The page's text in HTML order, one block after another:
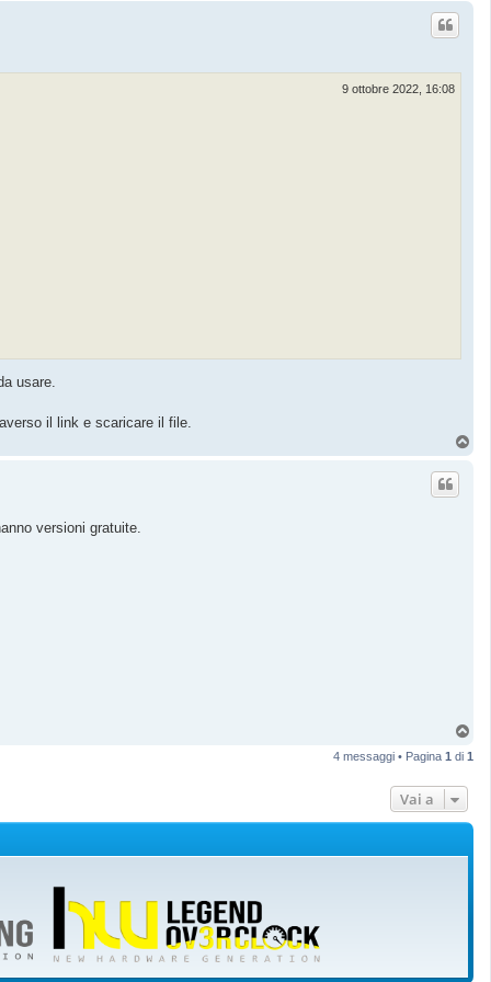
9 ottobre 2022, 16:08
usare.
il link e scaricare il file.
versioni gratuite.
p
4 messaggi • Pagina 1 di 1
Vai a